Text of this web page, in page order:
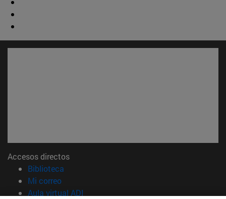
Accesos directos
Biblioteca
Mi correo(abre en nueva ventana)
Aula virtual ADI